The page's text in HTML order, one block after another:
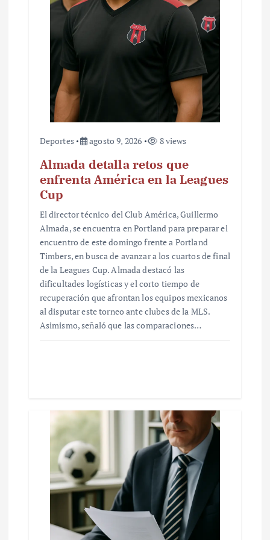
Deportes agosto 9, 2026 8 views
Almada detalla retos que
enfrenta América en la Leagues
Cup
El director técnico del Club América, Guillermo
Almada, se encuentra en Portland para preparar el
encuentro de este domingo frente a Portland
Timbers, en busca de avanzar a los cuartos de final
de la Leagues Cup. Almada destacó las
dificultades logísticas y el corto tiempo de
recuperación que afrontan los equipos mexicanos
al disputar este torneo ante clubes de la MLS.
Asimismo, señaló que las comparaciones…